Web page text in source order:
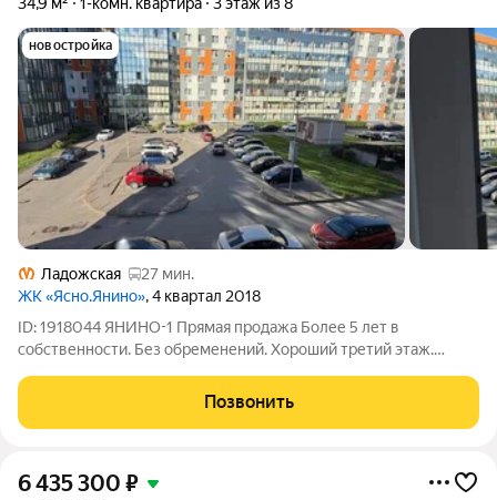
новостройка
Ладожская
27 мин.
ЖК «Ясно.Янино», 4 квартал 2018
ID: 1918044 ЯНИНО-1 Прямая продажа Более 5 лет в
собственности. Без обременений. Хороший третий этаж.
Позвонить
6 435 300 ₽